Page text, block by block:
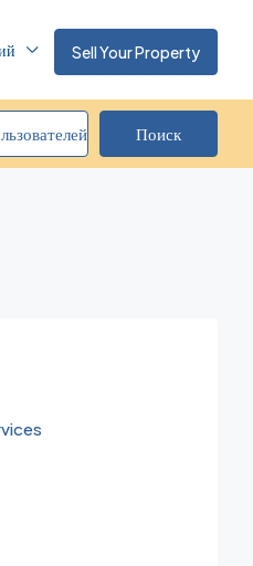
Sell Your Property
Поиск